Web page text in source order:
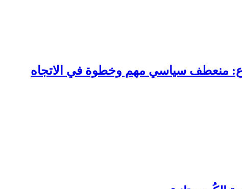
منعطف سياسي مهم وخطوة في الاتجاه